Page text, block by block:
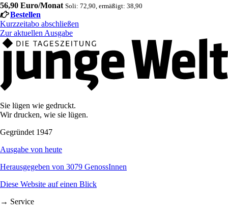
56,90 Euro/Monat Soli: 72,90, ermäßigt: 38,90
Bestellen
Kurzzeitabo abschließen
Zur aktuellen Ausgabe
Sie lügen wie gedruckt.
Wir drucken, wie sie lügen.
Gegründet 1947
Ausgabe von heute
Herausgegeben von 3079 GenossInnen
Diese Website auf einen Blick
→ Service